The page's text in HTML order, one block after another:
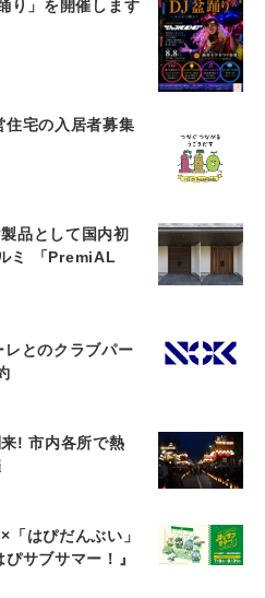
り」を開催します
住宅の入居者募集
品として国内初
ミ 「PremiAL
とのクラブパー
! 市内各所で熱
「はぴだんぶい」
サブサマー！』